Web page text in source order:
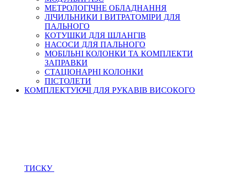
МЕТРОЛОГІЧНЕ ОБЛАДНАННЯ
ЛІЧИЛЬНИКИ І ВИТРАТОМІРИ ДЛЯ
ПАЛЬНОГО
КОТУШКИ ДЛЯ ШЛАНГІВ
НАСОСИ ДЛЯ ПАЛЬНОГО
МОБІЛЬНІ КОЛОНКИ ТА КОМПЛЕКТИ
ЗАПРАВКИ
СТАЦІОНАРНІ КОЛОНКИ
ПІСТОЛЕТИ
КОМПЛЕКТУЮЧІ ДЛЯ РУКАВІВ ВИСОКОГО
ТИСКУ